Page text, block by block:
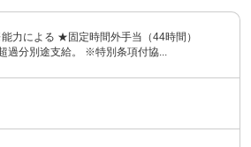
力による ★固定時間外手当（44時間）
過分別途支給。 ※特別条項付協...